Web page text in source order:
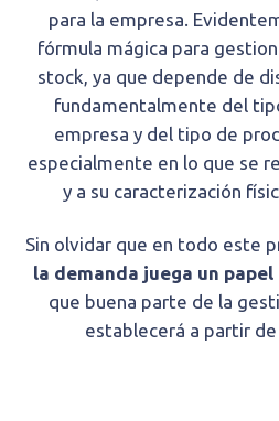
para la empresa.
fórmula mágica para
stock, ya que depende de
fundamentalmente del
empresa y del tipo de
especialmente en lo que se
y a su caracterización
Sin olvidar que en todo este
la demanda juega un
que buena parte de la
establecerá a partir de